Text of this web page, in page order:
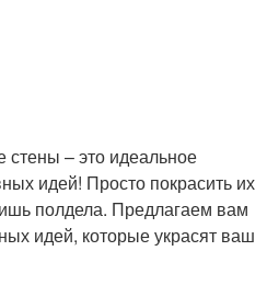
стены – это идеальное
идей! Просто покрасить их
полдела. Предлагаем вам
идей, которые украсят ваш